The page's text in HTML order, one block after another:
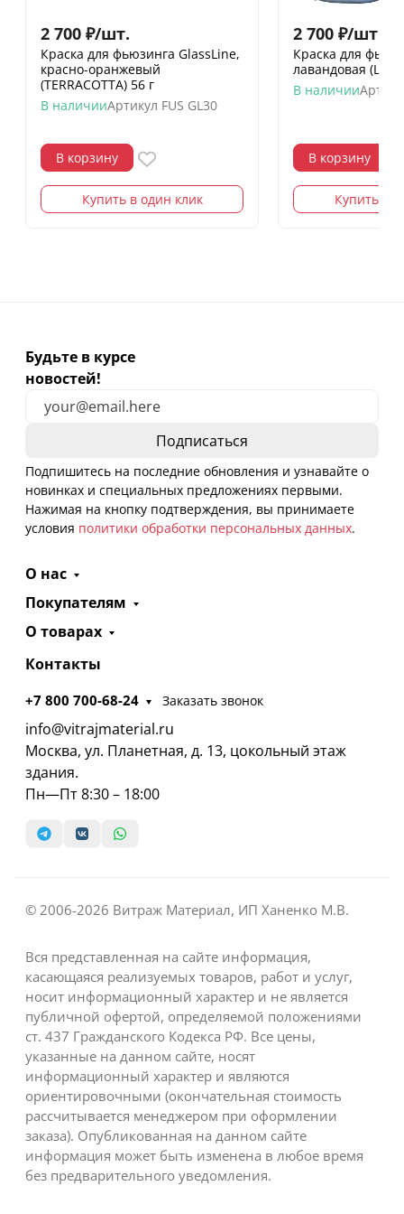
2 700 ₽/шт.
Краска для фьюзинга GlassLine,
красно-оранжевый
(TERRACOTTA) 56 г
В наличииАртикул FUS GL30
В корзину
Купить в один клик
2 700 ₽/шт.
Краска для
лавандовая
В наличии
В корзину
Купить в
Будьте в курсе
новостей!
Подпишитесь на последние обновления и узнавайте о
новинках и специальных предложениях первыми.
Нажимая на кнопку подтверждения, вы принимаете
условия политики обработки персональных данных.
О нас
Покупателям
О товарах
Контакты
+7 800 700-68-24 Заказать звонок
info@vitrajmaterial.ru
Москва, ул. Планетная, д. 13, цокольный этаж
здания.
Пн—Пт 8:30 – 18:00
© 2006-2026 Витраж Материал, ИП Ханенко М.В.
Вся представленная на сайте информация,
касающаяся реализуемых товаров, работ и услуг,
носит информационный характер и не является
публичной офертой, определяемой положениями
ст. 437 Гражданского Кодекса РФ. Все цены,
указанные на данном сайте, носят
информационный характер и являются
ориентировочными (окончательная стоимость
рассчитывается менеджером при оформлении
заказа). Опубликованная на данном сайте
информация может быть изменена в любое время
без предварительного уведомления.